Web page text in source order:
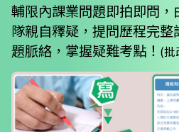
輔限內課業問題即拍即問
隊親自釋疑，提問歷程完
題脈絡，掌握疑難考點！ (批